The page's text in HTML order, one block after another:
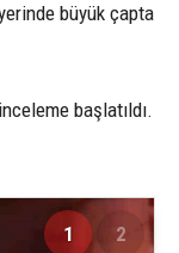
büyük çapta
başlatıldı.
1 2